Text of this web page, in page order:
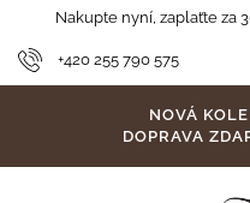
Nakupte nyní, zaplaťte za
+420 255 790 575
NOVÁ
DOPRAVA